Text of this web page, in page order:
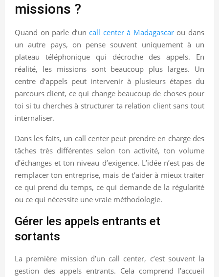
missions ?
Quand on parle d’un call center à Madagascarou dans
un autre pays, on pense souvent uniquement à un
plateau téléphonique qui décroche des appels. En
réalité, les missions sont beaucoup plus larges. Un
centre d’appels peut intervenir à plusieurs étapes du
parcours client, ce qui change beaucoup de choses pour
toi si tu cherches à structurer ta relation client sans tout
internaliser.
Dans les faits, un call center peut prendre en charge des
tâches très différentes selon ton activité, ton volume
d’échanges et ton niveau d’exigence. L’idée n’est pas de
remplacer ton entreprise, mais de t’aider à mieux traiter
ce qui prend du temps, ce qui demande de la régularité
ou ce qui nécessite une vraie méthodologie.
Gérer les appels entrants et
sortants
La première mission d’un call center, c’est souvent la
gestion des appels entrants. Cela comprend l’accueil